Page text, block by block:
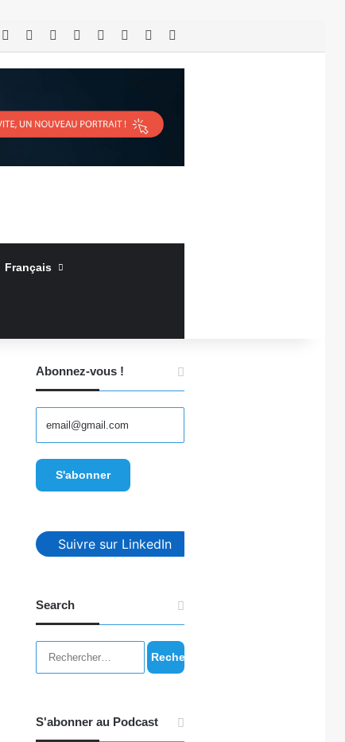
RSS Facebook LinkedinYouTubeConnexionArticle Aléatoire
Français
Abonnez-vous !
Suivre sur LinkedIn
Search
Rechercher :
S'abonner au Podcast